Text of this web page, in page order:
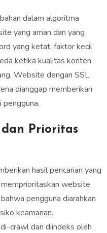
dalam algoritma
yang aman dan yang
yang ketat, faktor kecil
ketika kualitas konten
Website dengan SSL
dianggap memberikan
pengguna.
dan Prioritas
hasil pencarian yang
website
pengguna diarahkan
keamanan.
crawl dan diindeks oleh